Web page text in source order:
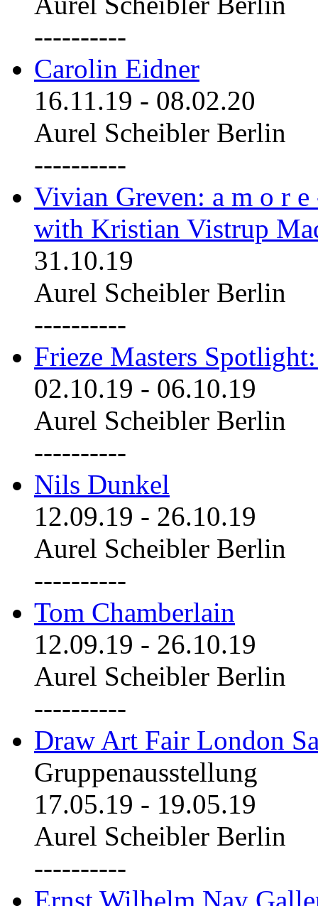
----------
Carolin Eidner
16.11.19 - 08.02.20
Aurel Scheibler Berlin
----------
Vivian Greven: a m o r
with Kristian Vistrup
31.10.19
Aurel Scheibler Berlin
----------
Frieze Masters
02.10.19 - 06.10.19
Aurel Scheibler Berlin
----------
Nils Dunkel
12.09.19 - 26.10.19
Aurel Scheibler Berlin
----------
Tom Chamberlain
12.09.19 - 26.10.19
Aurel Scheibler Berlin
----------
Draw Art Fair London
Gruppenausstellung
17.05.19 - 19.05.19
Aurel Scheibler Berlin
----------
Ernst Wilhelm Nay